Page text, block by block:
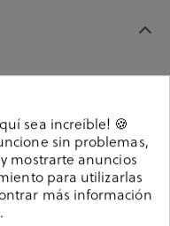
sea increíble! 🍪
sin problemas,
mostrarte anuncios
para utilizarlas
más información
.